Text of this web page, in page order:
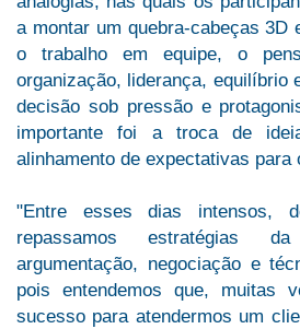
a montar um quebra-cabeças 3D
o trabalho em equipe, o
organização, liderança, equilíbrio
decisão sob pressão e
importante foi a troca de
alinhamento de expectativas para
"Entre esses dias intensos,
repassamos estratégias
argumentação, negociação e
pois entendemos que, muitas
sucesso para atendermos um